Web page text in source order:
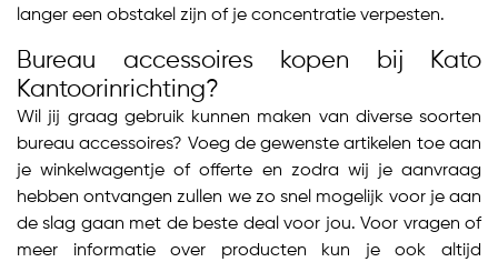
langer een obstakel zijn of je concentratie verpesten.
Bureau accessoires kopen bij Kato
Kantoorinrichting?
Wil jij graag gebruik kunnen maken van diverse soorten
bureau accessoires? Voeg de gewenste artikelen toe aan
je winkelwagentje of offerte en zodra wij je aanvraag
hebben ontvangen zullen we zo snel mogelijk voor je aan
de slag gaan met de beste deal voor jou. Voor vragen of
meer informatie over producten kun je ook altijd